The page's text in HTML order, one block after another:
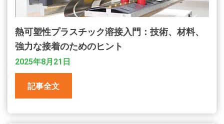
熱可塑性プラスチック溶接入門：技術、材料、
強力な接着のためのヒント
2025年8月21日
記事全文